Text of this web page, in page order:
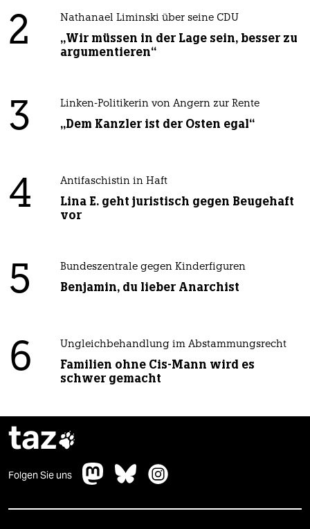
2 Nathanael Liminski über seine CDU
„Wir müssen in der Lage sein, besser zu
argumentieren“
3 Linken-Politikerin von Angern zur Rente
„Dem Kanzler ist der Osten egal“
4 Antifaschistin in Haft
Lina E. geht juristisch gegen Beugehaft
vor
5 Bundeszentrale gegen Kinderfiguren
Benjamin, du lieber Anarchist
6 Ungleichbehandlung im Abstammungsrecht
Familien ohne Cis-Mann wird es
schwer gemacht
taz
Folgen Sie uns